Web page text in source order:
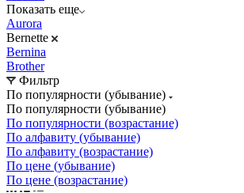
Показать еще
Aurora
Bernette
Bernina
Brother
Фильтр
По популярности (убывание)
По популярности (убывание)
По популярности (возрастание)
По алфавиту (убывание)
По алфавиту (возрастание)
По цене (убывание)
По цене (возрастание)